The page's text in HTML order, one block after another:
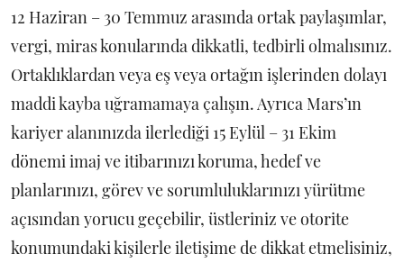
12 Haziran – 30 Temmuz arasında ortak paylaşımlar,
vergi, miras konularında dikkatli, tedbirli olmalısınız.
Ortaklıklardan veya eş veya ortağın işlerinden dolayı
maddi kayba uğramamaya çalışın. Ayrıca Mars’ın
kariyer alanınızda ilerlediği 15 Eylül – 31 Ekim
dönemi imaj ve itibarınızı koruma, hedef ve
planlarınızı, görev ve sorumluluklarınızı yürütme
açısından yorucu geçebilir, üstleriniz ve otorite
konumundaki kişilerle iletişime de dikkat etmelisiniz,